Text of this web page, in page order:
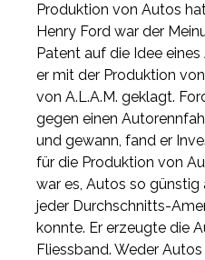
Produktion von Autos
Henry Ford war der
Patent auf die Idee
er mit der Produktion
von A.L.A.M. geklagt.
gegen einen
und gewann, fand er
für die Produktion von
war es, Autos so günstig
jeder Durchschnitts-
konnte. Er erzeugte die
Fliessband. Weder